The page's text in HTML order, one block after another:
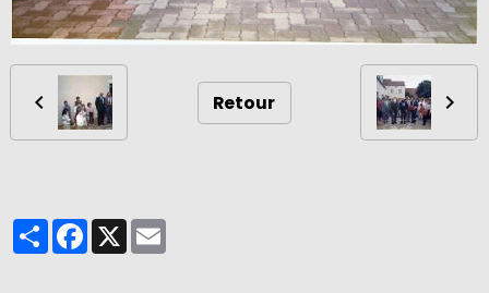
Retour
PartagerFacebook
X